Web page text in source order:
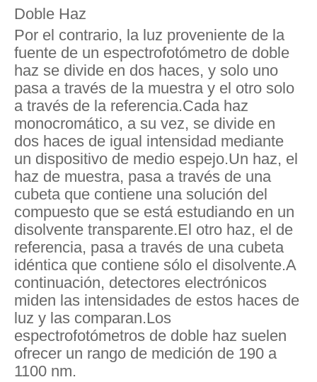
Doble Haz
Por el contrario, la luz proveniente de la
fuente de un espectrofotómetro de doble
haz se divide en dos haces, y solo uno
pasa a través de la muestra y el otro solo
a través de la referencia.Cada haz
monocromático, a su vez, se divide en
dos haces de igual intensidad mediante
un dispositivo de medio espejo.Un haz, el
haz de muestra, pasa a través de una
cubeta que contiene una solución del
compuesto que se está estudiando en un
disolvente transparente.El otro haz, el de
referencia, pasa a través de una cubeta
idéntica que contiene sólo el disolvente.A
continuación, detectores electrónicos
miden las intensidades de estos haces de
luz y las comparan.Los
espectrofotómetros de doble haz suelen
ofrecer un rango de medición de 190 a
1100 nm.